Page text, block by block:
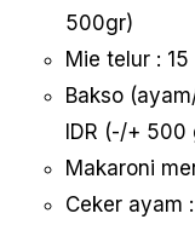
500gr)
Mie telur :
Bakso
IDR (-/+ 500
Makaroni
Ceker ayam